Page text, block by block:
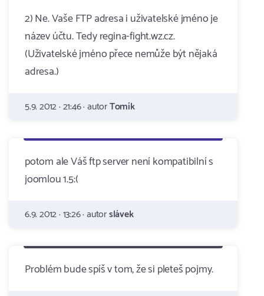
2) Ne. Vaše FTP adresa i uživatelské jméno je
název účtu. Tedy regina-fight.wz.cz.
(Uživatelské jméno přece nemůže být nějaká
adresa.)
5.9. 2012 · 21:46 · autorTomík
potom ale Váš ftp server není kompatibilní s
joomlou 1.5:(
6.9. 2012 · 13:26 · autorslávek
Problém bude spíš v tom, že si pleteš pojmy.